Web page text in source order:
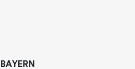
BAYERN